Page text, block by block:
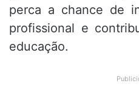
perca a chance de
profissional e
educação.